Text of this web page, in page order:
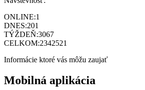
ONLINE:1
DNES:201
TÝŽDEŇ:3067
CELKOM:2342521
Informácie ktoré vás môžu zaujať
Mobilná aplikácia